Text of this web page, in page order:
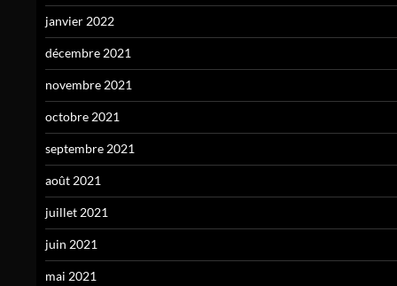
janvier 2022
décembre 2021
novembre 2021
octobre 2021
septembre 2021
août 2021
juillet 2021
juin 2021
mai 2021